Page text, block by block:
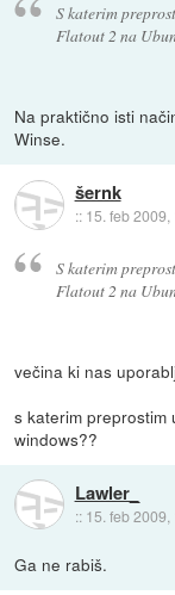
S katerim
Flatout 2 na
Na praktično isti
Winse.
šernk
:: 15. feb 2009,
S katerim
Flatout 2 na
večina ki nas
s katerim preprostim
windows??
Lawler_
:: 15. feb 2009,
Ga ne rabiš.